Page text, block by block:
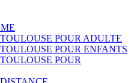
POUR ADULTE
POUR ENFANTS
POUR